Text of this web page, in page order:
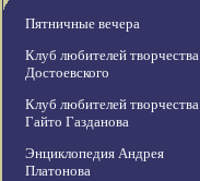
Пятничные вечера
Клуб любителей творчества
Достоевского
Клуб любителей творчества
Гайто Газданова
Энциклопедия Андрея
Платонова